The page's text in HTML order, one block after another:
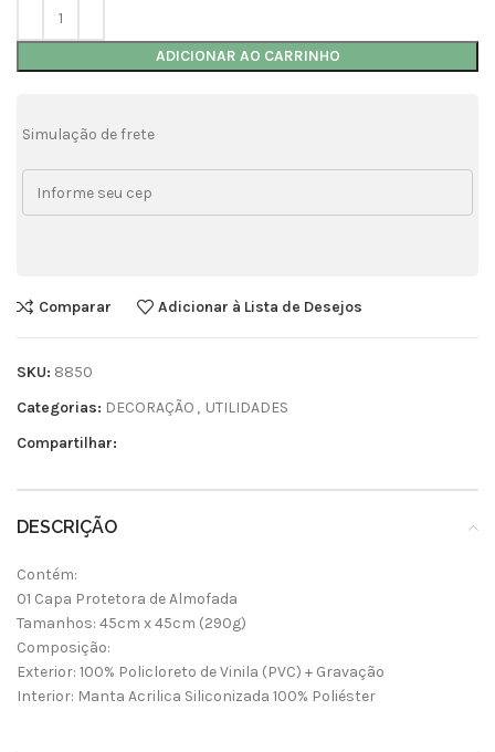
ADICIONAR AO CARRINHO
Simulação de frete
Comparar Adicionar à Lista de Desejos
SKU: 8850
Categorias: DECORAÇÃO , UTILIDADES
Compartilhar:
DESCRIÇÃO
Contém:
01 Capa Protetora de Almofada
Tamanhos: 45cm x 45cm (290g)
Composição:
Exterior: 100% Policloreto de Vinila (PVC) + Gravação
Interior: Manta Acrilica Siliconizada 100% Poliéster